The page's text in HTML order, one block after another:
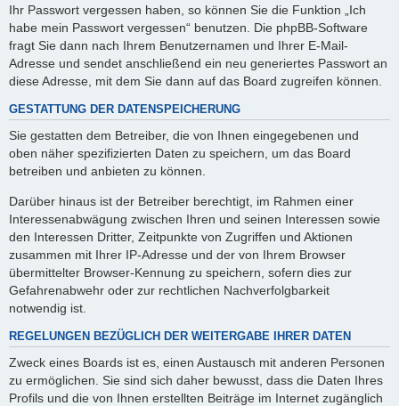
Ihr Passwort vergessen haben, so können Sie die Funktion „Ich
habe mein Passwort vergessen“ benutzen. Die phpBB-Software
fragt Sie dann nach Ihrem Benutzernamen und Ihrer E-Mail-
Adresse und sendet anschließend ein neu generiertes Passwort an
diese Adresse, mit dem Sie dann auf das Board zugreifen können.
GESTATTUNG DER DATENSPEICHERUNG
Sie gestatten dem Betreiber, die von Ihnen eingegebenen und
oben näher spezifizierten Daten zu speichern, um das Board
betreiben und anbieten zu können.
Darüber hinaus ist der Betreiber berechtigt, im Rahmen einer
Interessenabwägung zwischen Ihren und seinen Interessen sowie
den Interessen Dritter, Zeitpunkte von Zugriffen und Aktionen
zusammen mit Ihrer IP-Adresse und der von Ihrem Browser
übermittelter Browser-Kennung zu speichern, sofern dies zur
Gefahrenabwehr oder zur rechtlichen Nachverfolgbarkeit
notwendig ist.
REGELUNGEN BEZÜGLICH DER WEITERGABE IHRER DATEN
Zweck eines Boards ist es, einen Austausch mit anderen Personen
zu ermöglichen. Sie sind sich daher bewusst, dass die Daten Ihres
Profils und die von Ihnen erstellten Beiträge im Internet zugänglich